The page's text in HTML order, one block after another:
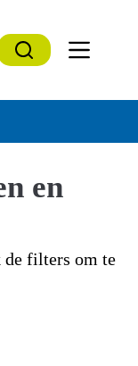
en
de filters om te